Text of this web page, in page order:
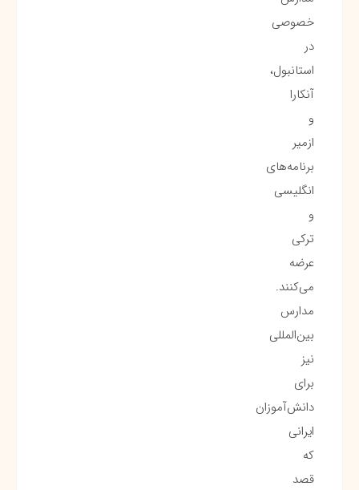
خصوصی
در
استانبول،
آنکارا
و
ازمیر
برنامه‌های
انگلیسی
و
ترکی
عرضه
می‌کنند.
مدارس
بین‌المللی
نیز
برای
دانش‌آموزان
ایرانی
که
قصد